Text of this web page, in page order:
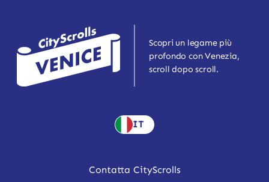
Scopri un legame più
profondo con Venezia,
scroll dopo scroll.
IT
Contatta CityScrolls